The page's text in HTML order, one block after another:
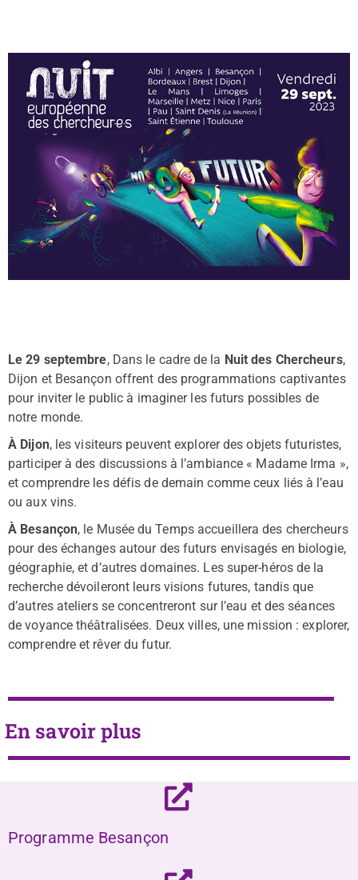
Le 29 septembre, Dans le cadre de la Nuit des Chercheurs,
Dijon et Besançon offrent des programmations captivantes
pour inviter le public à imaginer les futurs possibles de
notre monde.
À Dijon, les visiteurs peuvent explorer des objets futuristes,
participer à des discussions à l’ambiance « Madame Irma »,
et comprendre les défis de demain comme ceux liés à l’eau
ou aux vins.
À Besançon, le Musée du Temps accueillera des chercheurs
pour des échanges autour des futurs envisagés en biologie,
géographie, et d’autres domaines. Les super-héros de la
recherche dévoileront leurs visions futures, tandis que
d’autres ateliers se concentreront sur l’eau et des séances
de voyance théâtralisées. Deux villes, une mission : explorer,
comprendre et rêver du futur.
En savoir plus
Programme Besançon